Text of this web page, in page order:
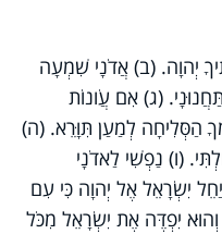
יְהוָה. (ב) אֲדֹנָי שִׁמְעָה
(ג) אִם עֲו‍ֹנוֹת
הַסְּלִיחָה לְמַעַן תִּוָּרֵא. (ה)
(ו) נַפְשִׁי לַאדֹנָי
יִשְׂרָאֵל אֶל יְהוָה כִּי עִם
יִפְדֶּה אֶת יִשְׂרָאֵל מִכֹּל